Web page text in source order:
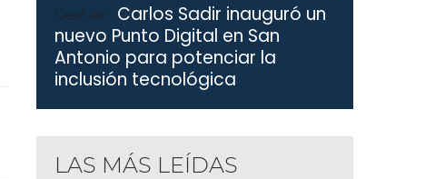
Gestión. Carlos Sadir inauguró un
nuevo Punto Digital en San
Antonio para potenciar la
inclusión tecnológica
LAS MÁS LEÍDAS